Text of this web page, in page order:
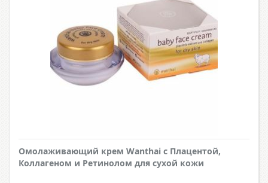
Омолаживающий крем Wanthai с Плацентой,
Коллагеном и Ретинолом для сухой кожи